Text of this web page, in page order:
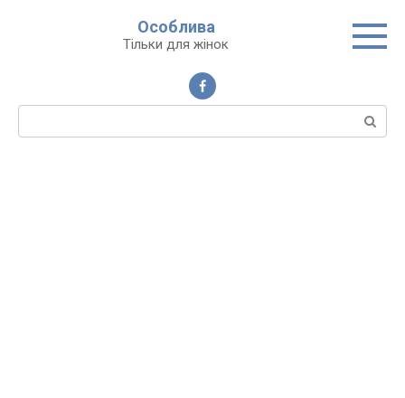
Особлива
Тільки для жінок
Пошук: